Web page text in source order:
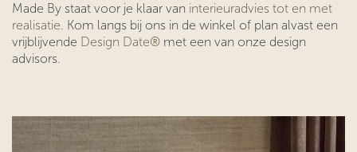
Made By staat voor je klaar van interieuradvies tot en met
realisatie. Kom langs bij ons in de winkel of plan alvast een
vrijblijvende Design Date® met een van onze design
advisors.